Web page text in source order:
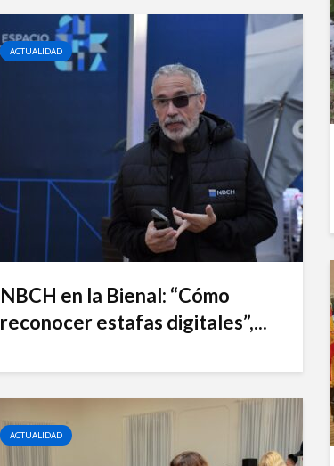
ACTUALIDAD
NBCH en la Bienal: “Cómo
reconocer estafas digitales”,...
ACTUALIDAD